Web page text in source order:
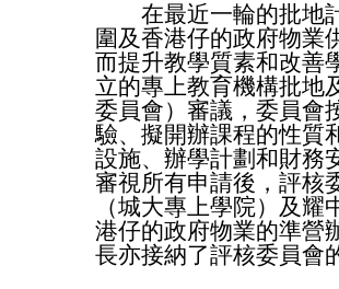
在最近一輪的批地計
圍及香港仔的政府物業
而提升教學質素和改善
立的專上教育機構批地
委員會）審議，委員會
驗、擬開辦課程的性質
設施、辦學計劃和財務
審視所有申請後，評核
（城大專上學院）及
港仔的政府物業的準營
長亦接納了評核委員會